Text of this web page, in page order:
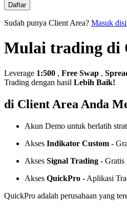
Daftar
Sudah punya Client Area? Masuk
Mulai trading di
Leverage 1:500 , Free Swap ,
Trading dengan hasil Lebih Baik!
di Client Area Anda
Akun Demo untuk berlatih
Akses Indikator Custom -
Akses Signal Trading - Gratis
Akses QuickPro - Aplikasi
QuickPro adalah perusahaan yang